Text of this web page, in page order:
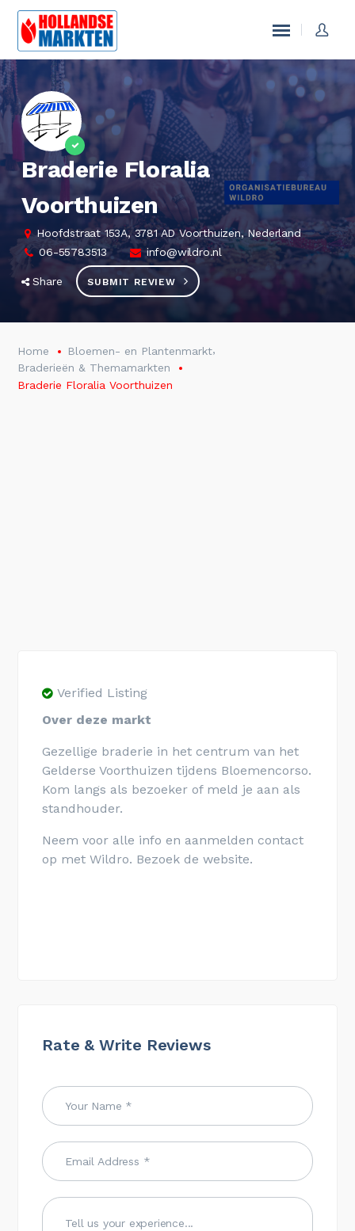
Braderie Floralia
Voorthuizen
Hoofdstraat 153A, 3781 AD Voorthuizen, Nederland
06-55783513
info@wildro.nl
Share SUBMIT REVIEW
Home Bloemen- en Plantenmarkt,
Braderieën & Themamarkten
Braderie Floralia Voorthuizen
Verified Listing
Over deze markt
Gezellige braderie in het centrum van het
Gelderse Voorthuizen tijdens Bloemencorso.
Kom langs als bezoeker of meld je aan als
standhouder.
Neem voor alle info en aanmelden contact
op met Wildro. Bezoek de website.
Rate & Write Reviews